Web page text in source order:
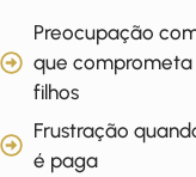
Preocupação
que comprometa
filhos
Frustração
é paga